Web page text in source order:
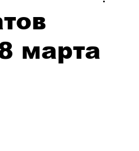
Стильный четверг
марта